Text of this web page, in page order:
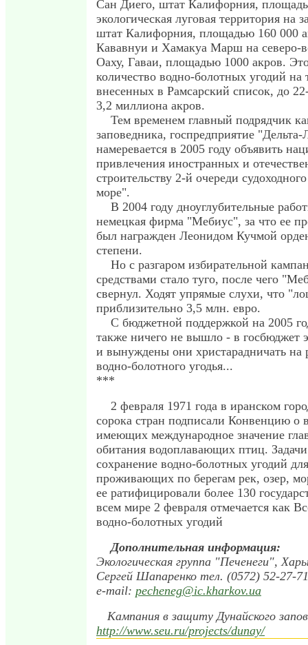
Сан Диего, штат Калифорния,
экологическая луговая территория на
штат Калифорния, площадью 160 000
Кававнуи и Хамакуа Марш на северо-
Оаху, Гаваи, площадью 1000 акров.
количество водно-болотных угодий
внесенных в Рамсарский список, до
3,2 миллиона акров.
Тем временем главный подрядчик
заповедника, госпредприятие
намеревается в 2005 году объявить
привлечения иностранных и
строительству 2-й очереди
море".
В 2004 году дноуглубительные
немецкая фирма "Мебиус", за что ее
был награжден Леонидом Кучмой
степени.
Но с разгаром избирательной
средствами стало туго, после чего
свернул. Ходят упрямые слухи, что
приблизительно 3,5 млн. евро.
С бюджетной поддержкой на 2005
также ничего не вышло - в госбюджет
и вынуждены они христарадничать на
водно-болотного угодья...
***
2 февраля 1971 года в иранском
сорока стран подписали Конвенцию о
имеющих международное значение
обитания водоплавающих птиц.
сохранение водно-болотных угодий
проживающих по берегам рек, озер,
ее ратифицировали более 130
всем мире 2 февраля отмечается как
водно-болотных угодий
Дополнительная информация:
Экологическая группа "Печенеги",
Сергей Шапаренко тел. (0572) 52-27-
e-mail: pecheneg@ic.kharkov.ua
Кампания в защиту Дунайского
http://www.seu.ru/projects/dunay/